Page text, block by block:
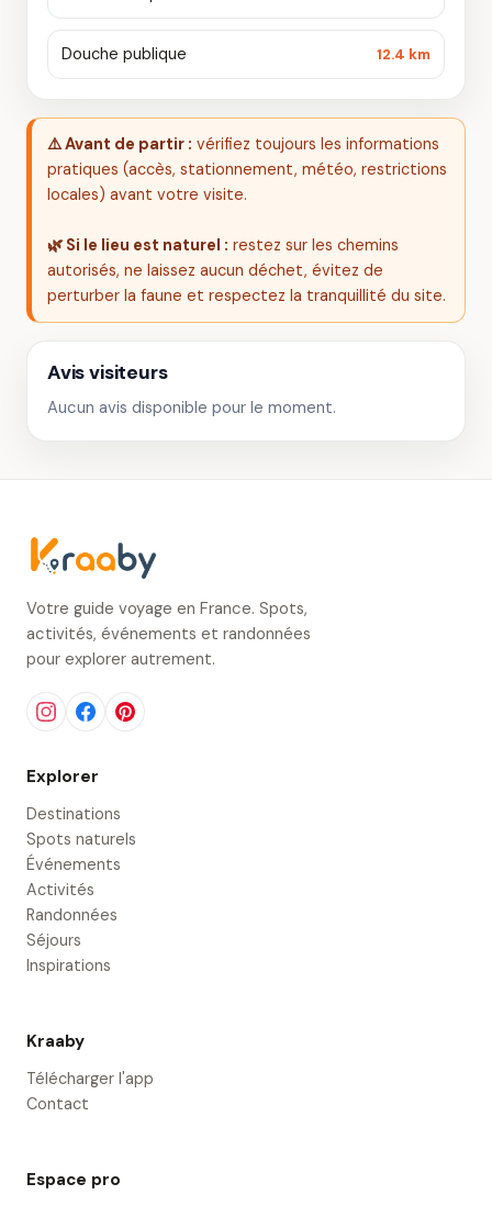
Douche publique 12.4 km
⚠️ Avant de partir : vérifiez toujours les informations
pratiques (accès, stationnement, météo, restrictions
locales) avant votre visite.
🌿 Si le lieu est naturel : restez sur les chemins
autorisés, ne laissez aucun déchet, évitez de
perturber la faune et respectez la tranquillité du site.
Avis visiteurs
Aucun avis disponible pour le moment.
Votre guide voyage en France. Spots,
activités, événements et randonnées
pour explorer autrement.
Explorer
Destinations
Spots naturels
Événements
Activités
Randonnées
Séjours
Inspirations
Kraaby
Télécharger l'app
Contact
Espace pro